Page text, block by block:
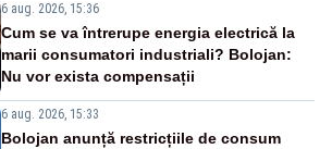
6 aug. 2026, 15:36
Cum se va întrerupe energia electrică la
marii consumatori industriali? Bolojan:
Nu vor exista compensații
6 aug. 2026, 15:33
Bolojan anunță restricțiile de consum